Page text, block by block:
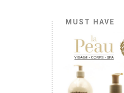
MUST HAVE